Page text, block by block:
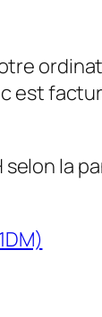
est
la